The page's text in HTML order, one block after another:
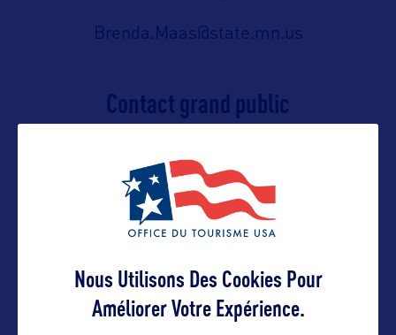
Brenda.Maas@state.mn.us
Contact grand public
Brenda.Maas@state.mn.us
Suivre
Nous Utilisons Des Cookies Pour
Améliorer Votre Expérience.